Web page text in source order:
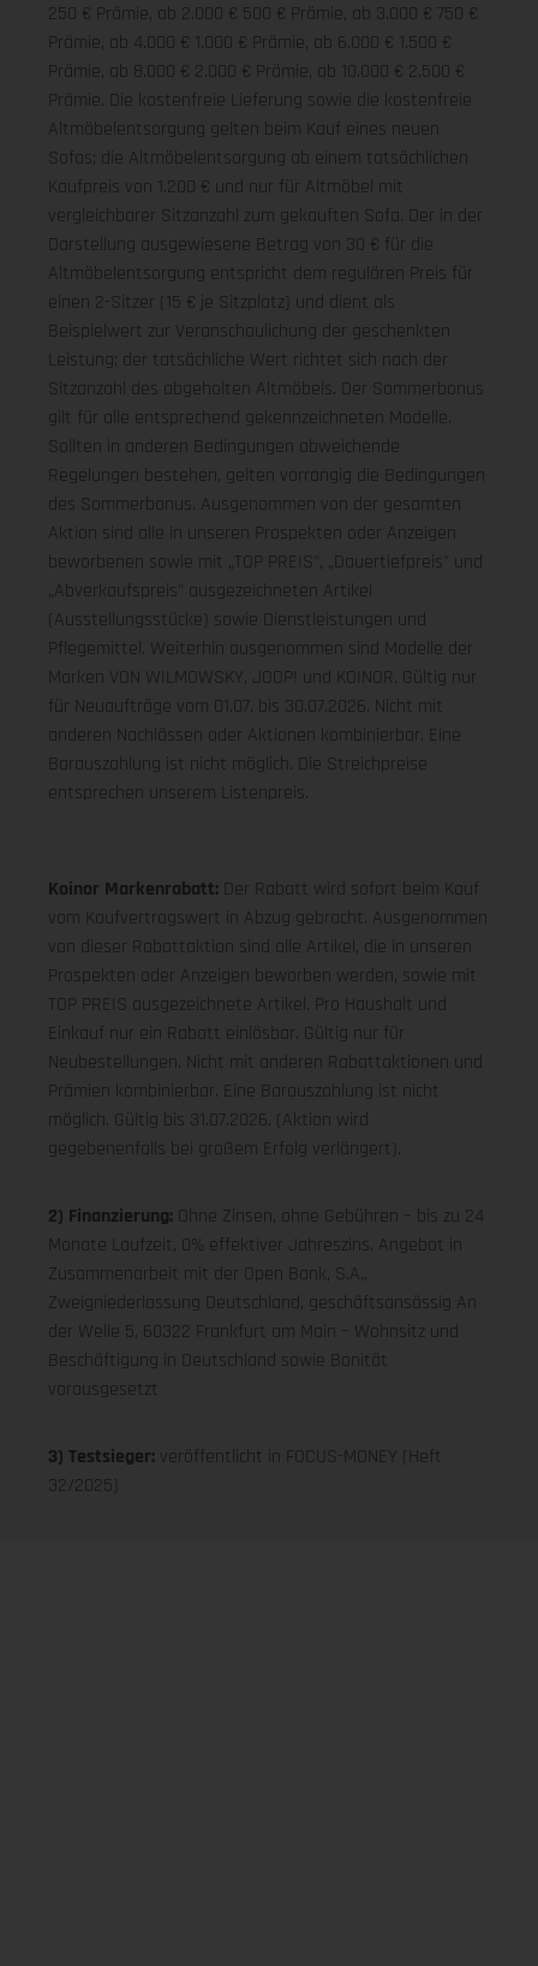
250 € Prämie, ab 2.000 € 500 € Prämie, ab 3.000 € 750 €
Prämie, ab 4.000 € 1.000 € Prämie, ab 6.000 € 1.500 €
Prämie, ab 8.000 € 2.000 € Prämie, ab 10.000 € 2.500 €
Prämie. Die kostenfreie Lieferung sowie die kostenfreie
Altmöbelentsorgung gelten beim Kauf eines neuen
Sofas; die Altmöbelentsorgung ab einem tatsächlichen
Kaufpreis von 1.200 € und nur für Altmöbel mit
vergleichbarer Sitzanzahl zum gekauften Sofa. Der in der
Darstellung ausgewiesene Betrag von 30 € für die
Altmöbelentsorgung entspricht dem regulären Preis für
einen 2-Sitzer (15 € je Sitzplatz) und dient als
Beispielwert zur Veranschaulichung der geschenkten
Leistung; der tatsächliche Wert richtet sich nach der
Sitzanzahl des abgeholten Altmöbels. Der Sommerbonus
gilt für alle entsprechend gekennzeichneten Modelle.
Sollten in anderen Bedingungen abweichende
Regelungen bestehen, gelten vorrangig die Bedingungen
des Sommerbonus. Ausgenommen von der gesamten
Aktion sind alle in unseren Prospekten oder Anzeigen
beworbenen sowie mit „TOP PREIS", „Dauertiefpreis" und
„Abverkaufspreis" ausgezeichneten Artikel
(Ausstellungsstücke) sowie Dienstleistungen und
Pflegemittel. Weiterhin ausgenommen sind Modelle der
Marken VON WILMOWSKY, JOOP! und KOINOR. Gültig nur
für Neuaufträge vom 01.07. bis 30.07.2026. Nicht mit
anderen Nachlässen oder Aktionen kombinierbar. Eine
Barauszahlung ist nicht möglich. Die Streichpreise
entsprechen unserem Listenpreis.
Koinor Markenrabatt: Der Rabatt wird sofort beim Kauf
vom Kaufvertragswert in Abzug gebracht. Ausgenommen
von dieser Rabattaktion sind alle Artikel, die in unseren
Prospekten oder Anzeigen beworben werden, sowie mit
TOP PREIS ausgezeichnete Artikel. Pro Haushalt und
Einkauf nur ein Rabatt einlösbar. Gültig nur für
Neubestellungen. Nicht mit anderen Rabattaktionen und
Prämien kombinierbar. Eine Barauszahlung ist nicht
möglich. Gültig bis 31.07.2026. (Aktion wird
gegebenenfalls bei großem Erfolg verlängert).
2) Finanzierung: Ohne Zinsen, ohne Gebühren – bis zu 24
Monate Laufzeit, 0% effektiver Jahreszins. Angebot in
Zusammenarbeit mit der Open Bank, S.A.,
Zweigniederlassung Deutschland, geschäftsansässig An
der Welle 5, 60322 Frankfurt am Main – Wohnsitz und
Beschäftigung in Deutschland sowie Bonität
vorausgesetzt
3) Testsieger: veröffentlicht in FOCUS-MONEY (Heft
32/2025)